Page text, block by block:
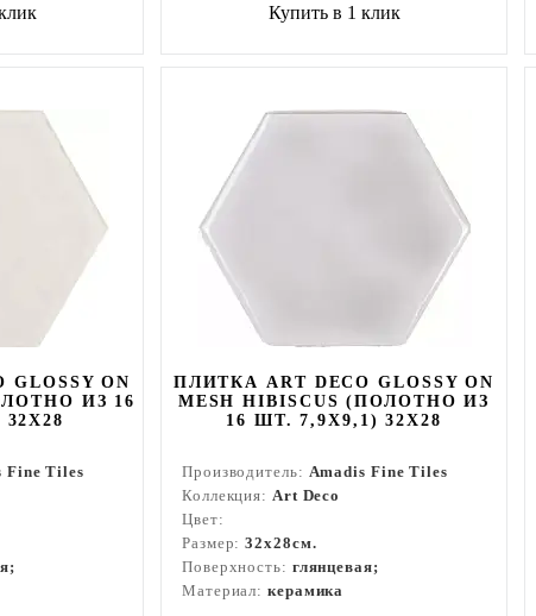
Купить в 1 клик
ON
ИЗ 16
Fine Tiles
ПЛИТКА ART DECO GLOSSY ON
MESH HIBISCUS (ПОЛОТНО ИЗ
16 ШТ. 7,9X9,1) 32X28
Производитель: Amadis Fine Tiles
Коллекция: Art Deco
Цвет:
Размер:32x28см.
Поверхность: глянцевая;
Материал: керамика